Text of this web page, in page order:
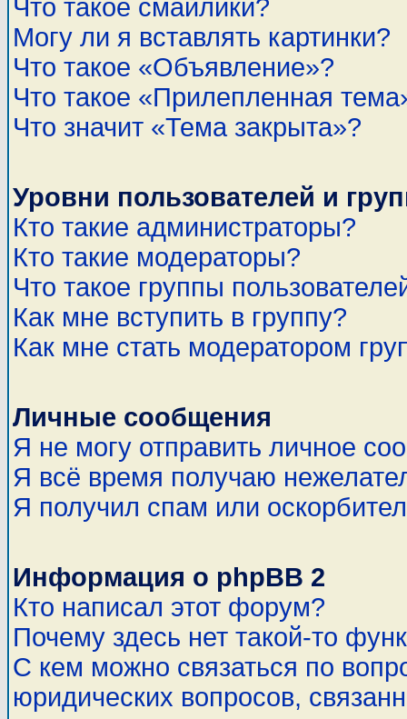
Что такое смайлики?
Могу ли я вставлять картинки?
Что такое «Объявление»?
Что такое «Прилепленная
Что значит «Тема закрыта»?
Уровни пользователей и
Кто такие администраторы?
Кто такие модераторы?
Что такое группы
Как мне вступить в группу?
Как мне стать модератором
Личные сообщения
Я не могу отправить личное
Я всё время получаю
Я получил спам или
Информация о phpBB 2
Кто написал этот форум?
Почему здесь нет такой-то
С кем можно связаться по
юридических вопросов,